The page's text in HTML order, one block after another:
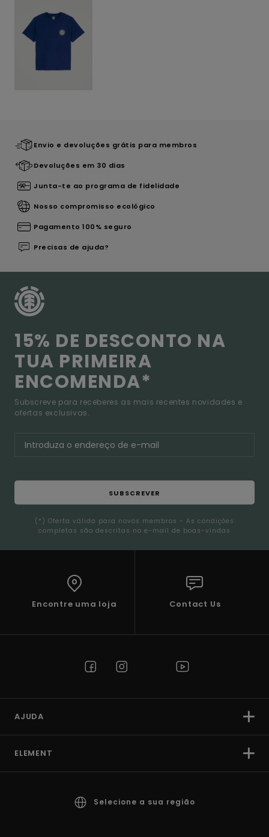
Envio e devoluções grátis para membros
Devoluções em 30 dias
Junta-te ao programa de fidelidade
Nosso compromisso ecológico
Pagamento 100% seguro
Precisas de ajuda?
15% DE DESCONTO NA
TUA PRIMEIRA
ENCOMENDA*
Subscreve para receberes as mais recentes novidades e
ofertas exclusivas.
SUBSCREVER
(*) Oferta válida para novos membros - As condições
completas são descritas no e-mail de boas-vindas
Encontre uma loja Contact Us
AJUDA
ELEMENT
Selecione a sua região